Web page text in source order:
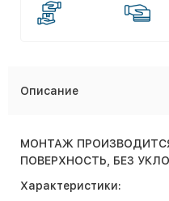
Описание
МОНТАЖ
ПОВЕРХНОСТЬ, БЕЗ
Характеристики: